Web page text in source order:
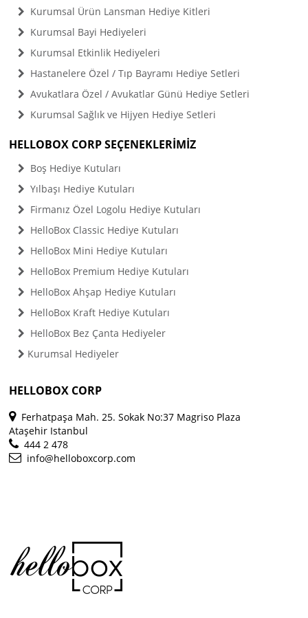
Kurumsal Ürün Lansman Hediye Kitleri
Kurumsal Bayi Hediyeleri
Kurumsal Etkinlik Hediyeleri
Hastanelere Özel / Tıp Bayramı Hediye Setleri
Avukatlara Özel / Avukatlar Günü Hediye Setleri
Kurumsal Sağlık ve Hijyen Hediye Setleri
HELLOBOX CORP SEÇENEKLERİMİZ
Boş Hediye Kutuları
Yılbaşı Hediye Kutuları
Firmanız Özel Logolu Hediye Kutuları
HelloBox Classic Hediye Kutuları
HelloBox Mini Hediye Kutuları
HelloBox Premium Hediye Kutuları
HelloBox Ahşap Hediye Kutuları
HelloBox Kraft Hediye Kutuları
HelloBox Bez Çanta Hediyeler
Kurumsal Hediyeler
HELLOBOX CORP
Ferhatpaşa Mah. 25. Sokak No:37 Magriso Plaza
Ataşehir Istanbul
444 2 478
info@helloboxcorp.com